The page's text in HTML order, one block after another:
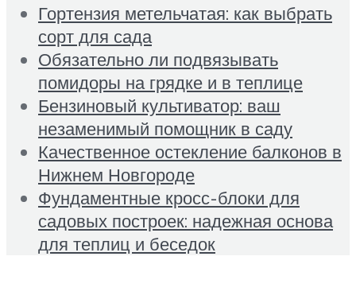
Гортензия метельчатая: как выбрать
сорт для сада
Обязательно ли подвязывать
помидоры на грядке и в теплице
Бензиновый культиватор: ваш
незаменимый помощник в саду
Качественное остекление балконов в
Нижнем Новгороде
Фундаментные кросс-блоки для
садовых построек: надежная основа
для теплиц и беседок